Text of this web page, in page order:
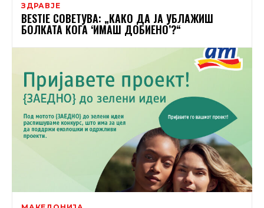
ЗДРАВЈЕ
BESTIE СОВЕТУВА: „КАКО ДА ЈА УБЛАЖИШ
БОЛКАТА КОГА ‘ИМАШ ДОБИЕНО’?“